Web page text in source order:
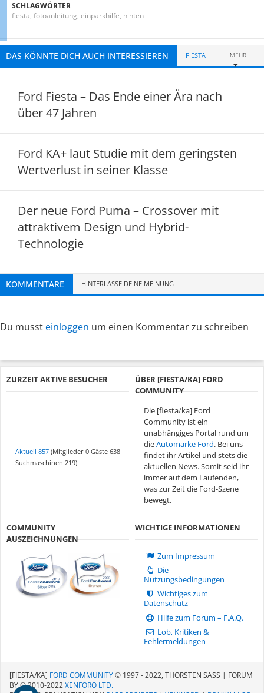
SCHLAGWÖRTER
fiesta, fotoanleitung, einparkhilfe, hinten
DAS KÖNNTE DICH AUCH INTERESSIEREN FIESTA MEHR
Ford Fiesta – Das Ende einer Ära nach
über 47 Jahren
Ford KA+ laut Studie mit dem geringsten
Wertverlust in seiner Klasse
Der neue Ford Puma – Crossover mit
attraktivem Design und Hybrid-
Technologie
KOMMENTARE HINTERLASSE DEINE MEINUNG
Du musst einloggen um einen Kommentar zu schreiben
ZURZEIT AKTIVE BESUCHER
Aktuell 857 (Mitglieder 0 Gäste 638
Suchmaschinen 219)
ÜBER [FIESTA/KA] FORD
COMMUNITY
Die [fiesta/ka] Ford
Community ist ein
unabhängiges Portal rund um
dieAutomarke Ford. Bei uns
findet ihr Artikel und stets die
aktuellen News. Somit seid ihr
immer auf dem Laufenden,
was zur Zeit die Ford-Szene
bewegt.
COMMUNITY
AUSZEICHNUNGEN
WICHTIGE INFORMATIONEN
Zum Impressum
Die
Nutzungsbedingungen
Wichtiges zum
Datenschutz
Hilfe zum Forum – F.A.Q.
Lob, Kritiken &
Fehlermeldungen
[FIESTA/KA] FORD COMMUNITY© 1997 - 2022, THORSTEN SASS | FORUM
BY © 2010-2022XENFORO LTD.